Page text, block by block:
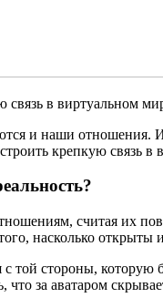
в виртуальном
и наши отношения.
крепкую связь в
считая их
насколько
стороны, которую
за аватаром